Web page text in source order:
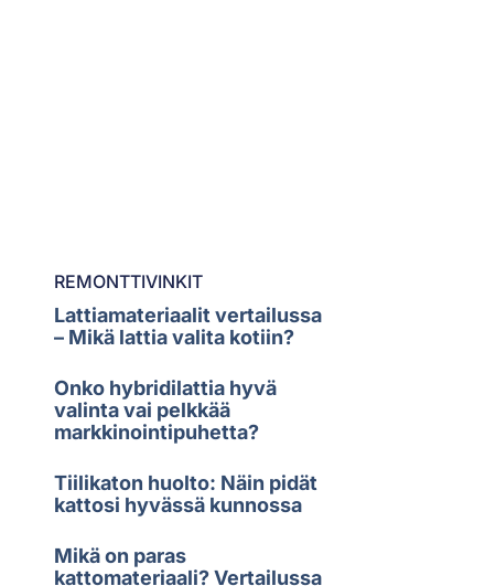
REMONTTIVINKIT
Lattiamateriaalit vertailussa
– Mikä lattia valita kotiin?
Onko hybridilattia hyvä
valinta vai pelkkää
markkinointipuhetta?
Tiilikaton huolto: Näin pidät
kattosi hyvässä kunnossa
Mikä on paras
kattomateriaali? Vertailussa